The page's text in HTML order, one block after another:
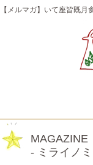
【メルマガ】いて座皆既
MAGAZINE
- ミライノ